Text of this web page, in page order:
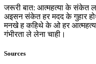
जरूरी बात: आत्महत्या के संकेत
अइसन संकेत हर मदद के गुहार
मनखे ह कहिथे के ओ हर
गंभीरता ले लेना चाही।
Sources